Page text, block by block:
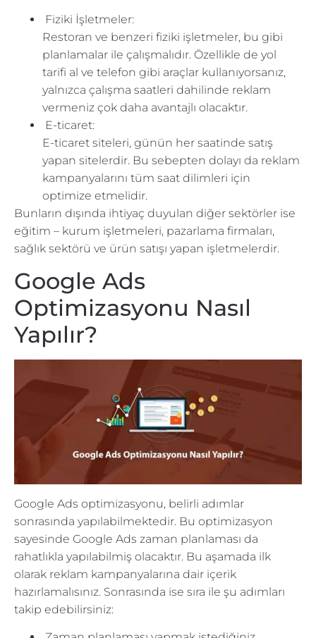
Fiziki İşletmeler:
Restoran ve benzeri fiziki işletmeler, bu gibi
planlamalar ile çalışmalıdır. Özellikle de yol
tarifi al ve telefon gibi araçlar kullanıyorsanız,
yalnızca çalışma saatleri dahilinde reklam
vermeniz çok daha avantajlı olacaktır.
E-ticaret:
E-ticaret siteleri, günün her saatinde satış
yapan sitelerdir. Bu sebepten dolayı da reklam
kampanyalarını tüm saat dilimleri için
optimize etmelidir.
Bunların dışında ihtiyaç duyulan diğer sektörler ise
eğitim – kurum işletmeleri, pazarlama firmaları,
sağlık sektörü ve ürün satışı yapan işletmelerdir.
Google Ads
Optimizasyonu Nasıl
Yapılır?
Google Ads optimizasyonu, belirli adımlar
sonrasında yapılabilmektedir. Bu optimizasyon
sayesinde Google Ads zaman planlaması da
rahatlıkla yapılabilmiş olacaktır. Bu aşamada ilk
olarak reklam kampanyalarına dair içerik
hazırlamalısınız. Sonrasında ise sıra ile şu adımları
takip edebilirsiniz: